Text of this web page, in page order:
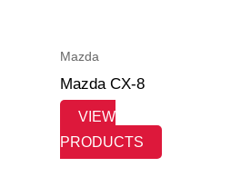
Mazda
Mazda CX-8
VIEW
PRODUCTS